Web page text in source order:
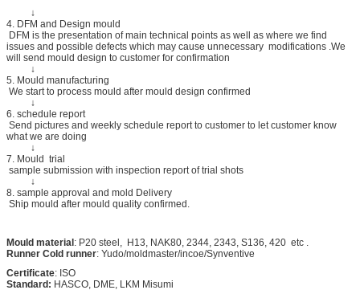
↓
4. DFM and Design mould
DFM is the presentation of main technical points as well as where we find
issues and possible defects which may cause unnecessary modifications .We
will send mould design to customer for confirmation
↓
5. Mould manufacturing
We start to process mould after mould design confirmed
↓
6. schedule report
Send pictures and weekly schedule report to customer to let customer know
what we are doing
↓
7. Mould trial
sample submission with inspection report of trial shots
↓
8. sample approval and mold Delivery
Ship mould after mould quality confirmed.
Mould material: P20 steel, H13, NAK80, 2344, 2343, S136, 420 etc .
Runner Cold runner: Yudo/moldmaster/incoe/Synventive
Certificate: ISO
Standard: HASCO, DME, LKM Misumi